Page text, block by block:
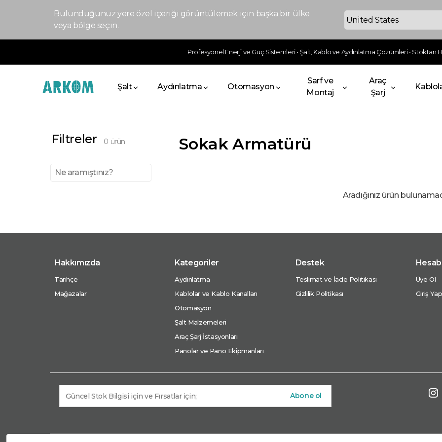
Bulunduğunuz yere özel içeriği görüntülemek için başka bir ülke
veya bölge seçin.
Profesyonel Enerji ve Güç Sistemleri • Şalt, Kablo ve Aydınlatma Çözümleri • Stoktan
Şalt Aydınlatma Otomasyon
Sarf ve
Montaj
Araç
Şarj
Filtreler 0 ürün Sokak Armatürü
Aradığınız ürün
Hakkımızda
Tarihçe
Mağazalar
Kategoriler
Aydınlatma
Kablolar ve Kablo Kanalları
Otomasyon
Şalt Malzemeleri
Araç Şarj İstasyonları
Panolar ve Pano Ekipmanları
Destek
Teslimat ve İade Politikası
Gizlilik Politikası
Üye Ol
Giriş Yap
Abone ol